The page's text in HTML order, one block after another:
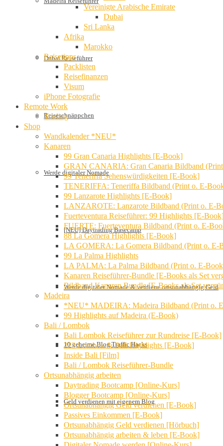
Dubai Reiseführer
Reiseschnäppchen
Werde digitaler Nomade
[NEU] Daytrading Basecamp
Werde digitaler Nomade & verdiene ortsunabhängig Geld
10 geheime Blog Traffic Hacks
Geld verdienen mit eigenem Blog
Vereinigte Arabische Emirate
Dubai
Sri Lanka
Afrika
Marokko
Reisetipps
Packlisten
Reisefinanzen
Visum
iPhone Fotografie
Remote Work
Trading
Shop
Wandkalender *NEU*
Kanaren
99 Gran Canaria Highlights [E-Book]
GRAN CANARIA: Gran Canaria Bildband
99 Teneriffa Sehenswürdigkeiten [E-Book]
TENERIFFA: Teneriffa Bildband (Print o. E-
99 Lanzarote Highlights [E-Book]
LANZAROTE: Lanzarote Bildband (Print o. E-
Fuerteventura Reiseführer: 99 Highlights [E-
FUERTE: Fuerteventura Bildband (Print o. E-
88 La Gomera Highlights [E-Book]
LA GOMERA: La Gomera Bildband (Print o. E-
99 La Palma Highlights
LA PALMA: La Palma Bildband (Print o. E-
Kanaren Reiseführer-Bundle [E-Books als Set
Bildband Kanaren Bundle [E-Books als Set
Madeira
*NEU* MADEIRA: Madeira Bildband (Print o.
99 Highlights auf Madeira (E-Book)
Bali / Lombok
Bali Lombok Reiseführer zur Rundreise [E-Book]
222 Lombok & Bali Highlights [E-Book]
Inside Bali [Film]
Bali / Lombok Reiseführer-Bundle
Ortsunabhängig arbeiten
Daytrading Bootcamp [Online-Kurs]
Blogger Bootcamp [Online-Kurs]
Ortsunabhängig Geld verdienen [E-Book]
Passives Einkommen [E-Book]
Ortsunabhängig Geld verdienen [Hörbuch]
Ortsunabhängig arbeiten & leben [E-Book]